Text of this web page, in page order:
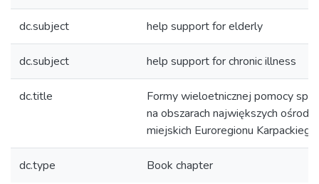
dc.subject help support for elderly
dc.subject help support for chronic illness
dc.title
Formy wieloetnicznej pomocy
na obszarach największych
miejskich Euroregionu Karpackiego
dc.type Book chapter